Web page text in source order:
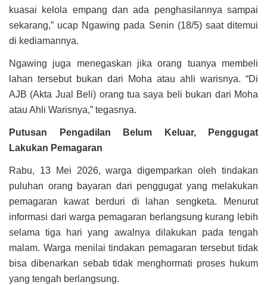
kuasai kelola empang dan ada penghasilannya sampai
sekarang,” ucap Ngawing pada Senin (18/5) saat ditemui
di kediamannya.
Ngawing juga menegaskan jika orang tuanya membeli
lahan tersebut bukan dari Moha atau ahli warisnya. “Di
AJB (Akta Jual Beli) orang tua saya beli bukan dari Moha
atau Ahli Warisnya,” tegasnya.
Putusan Pengadilan Belum Keluar, Penggugat
Lakukan Pemagaran
Rabu, 13 Mei 2026, warga digemparkan oleh tindakan
puluhan orang bayaran dari penggugat yang melakukan
pemagaran kawat berduri di lahan sengketa. Menurut
informasi dari warga pemagaran berlangsung kurang lebih
selama tiga hari yang awalnya dilakukan pada tengah
malam. Warga menilai tindakan pemagaran tersebut tidak
bisa dibenarkan sebab tidak menghormati proses hukum
yang tengah berlangsung.